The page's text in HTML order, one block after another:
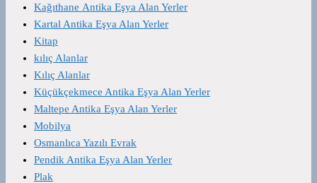
Kağıthane Antika Eşya Alan Yerler
Kartal Antika Eşya Alan Yerler
Kitap
kılıç Alanlar
Kılıç Alanlar
Küçükçekmece Antika Eşya Alan Yerler
Maltepe Antika Eşya Alan Yerler
Mobilya
Osmanlıca Yazılı Evrak
Pendik Antika Eşya Alan Yerler
Plak